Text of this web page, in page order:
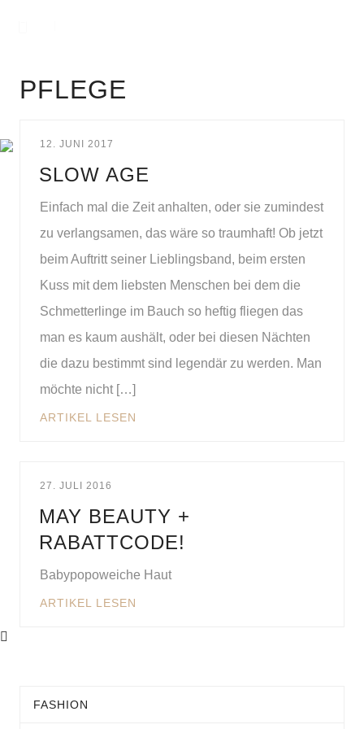
PFLEGE
12. JUNI 2017
SLOW AGE
Einfach mal die Zeit anhalten, oder sie zumindest
zu verlangsamen, das wäre so traumhaft! Ob jetzt
beim Auftritt seiner Lieblingsband, beim ersten
Kuss mit dem liebsten Menschen bei dem die
Schmetterlinge im Bauch so heftig fliegen das
man es kaum aushält, oder bei diesen Nächten
die dazu bestimmt sind legendär zu werden. Man
möchte nicht […]
ARTIKEL LESEN
27. JULI 2016
MAY BEAUTY +
RABATTCODE!
Babypopoweiche Haut
ARTIKEL LESEN
FASHION